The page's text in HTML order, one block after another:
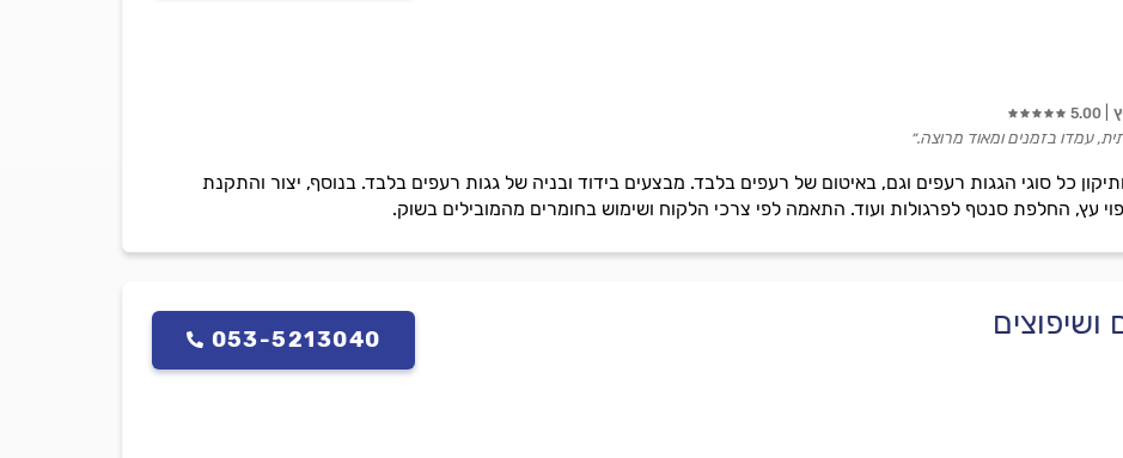
כל סוגי הגגות רעפים וגם, באיטום של רעפים בלבד. מבצעים בידוד ובניה של גגות רעפים בלבד. בנוסף, יצור והתקנת
עץ, החלפת סנטף לפרגולות ועוד. התאמה לפי צרכי הלקוח ושימוש בחומרים מהמובילים בשוק.
5.00
עמדו בזמנים ומאוד מרוצה.״
053-5213040